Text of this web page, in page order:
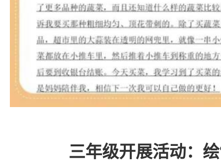
三年级开展活动：